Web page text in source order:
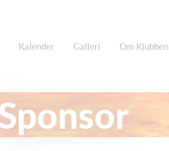
Kalender Galleri Om Klubben